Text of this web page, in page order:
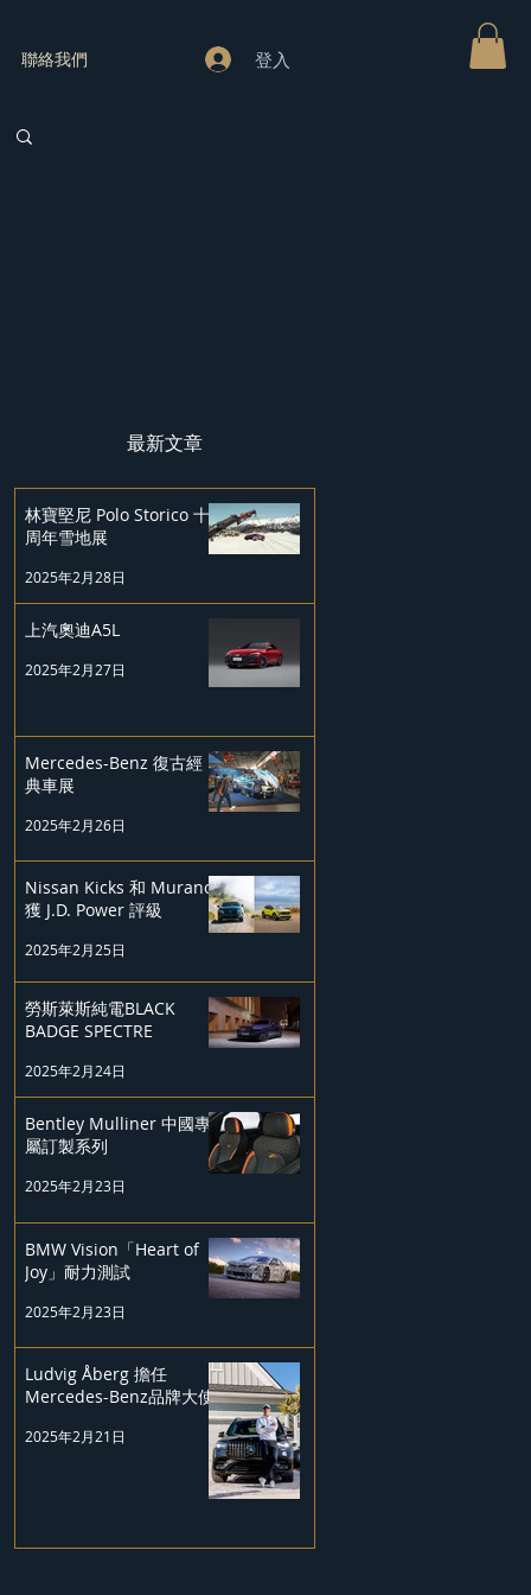
聯絡我們 登入
最新文章
林寶堅尼 Polo Storico 十
周年雪地展
2025年2月28日
上汽奧迪A5L
2025年2月27日
Mercedes-Benz 復古經
典車展
2025年2月26日
Nissan Kicks 和 Murano
獲 J.D. Power 評級
2025年2月25日
勞斯萊斯純電BLACK
BADGE SPECTRE
2025年2月24日
Bentley Mulliner 中國專
屬訂製系列
2025年2月23日
BMW Vision「Heart of
Joy」耐力測試
2025年2月23日
Ludvig Åberg 擔任
Mercedes-Benz品牌大使
2025年2月21日